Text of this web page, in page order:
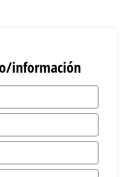
información